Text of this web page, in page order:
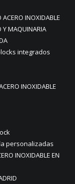
INOXIDABLE
Y MAQUINARIA
integrados
INOXIDABLE
personalizadas
INOXIDABLE EN